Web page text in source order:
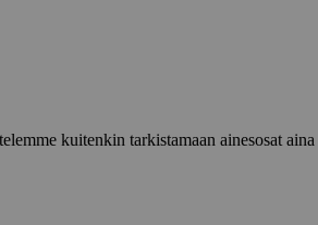
kuitenkin tarkistamaan ainesosat